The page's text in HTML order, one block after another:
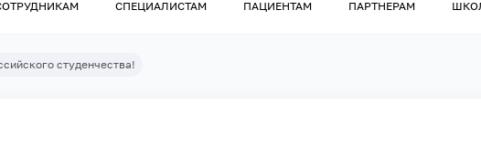
СПЕЦИАЛИСТАМ ПАЦИЕНТАМ ПАРТНЕРАМ
студенчества!